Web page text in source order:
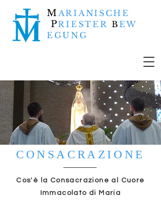
M ARIANISCHE
PRIESTERBEW
EGUNG
CONSACRAZIONE
Cos'è la Consacrazione al Cuore
Immacolato di Maria